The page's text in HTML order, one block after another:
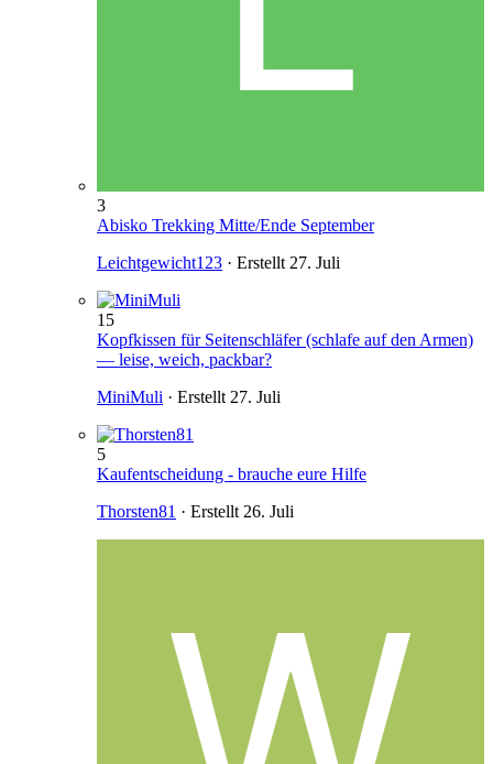
3
Abisko Trekking Mitte/Ende September
Leichtgewicht123 · Erstellt 27. Juli
15
Kopfkissen für Seitenschläfer (schlafe auf den Armen)
— leise, weich, packbar?
MiniMuli · Erstellt 27. Juli
5
Kaufentscheidung - brauche eure Hilfe
Thorsten81 · Erstellt 26. Juli